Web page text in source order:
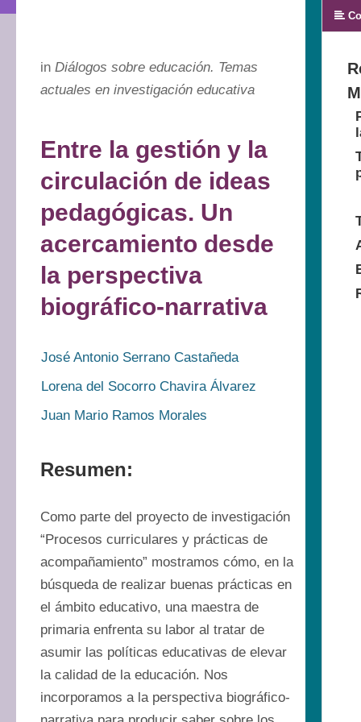
in Diálogos sobre educación. Temas
actuales en investigación educativa
Entre la gestión y la
circulación de ideas
pedagógicas. Un
acercamiento desde
la perspectiva
biográfico-narrativa
José Antonio Serrano Castañeda
Lorena del Socorro Chavira Álvarez
Juan Mario Ramos Morales
Resumen:
Como parte del proyecto de investigación
“Procesos curriculares y prácticas de
acompañamiento” mostramos cómo, en la
búsqueda de realizar buenas prácticas en
el ámbito educativo, una maestra de
primaria enfrenta su labor al tratar de
asumir las políticas educativas de elevar
la calidad de la educación. Nos
incorporamos a la perspectiva biográfico-